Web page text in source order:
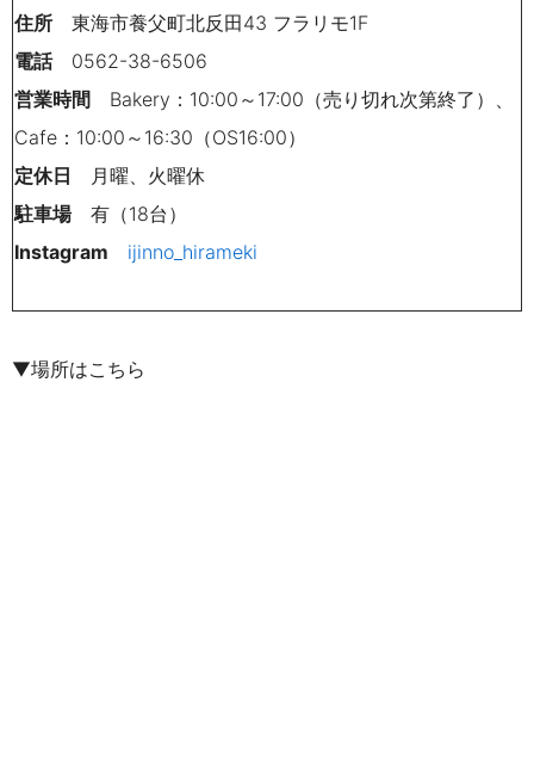
住所 東海市養父町北反田43 フラリモ1F
電話0562-38-6506
営業時間 Bakery：10:00～17:00（売り切れ次第終了）、
Cafe：10:00～16:30（OS16:00）
定休日 月曜、火曜休
駐車場有（18台）
Instagram
ijinno_hirameki
▼場所はこちら